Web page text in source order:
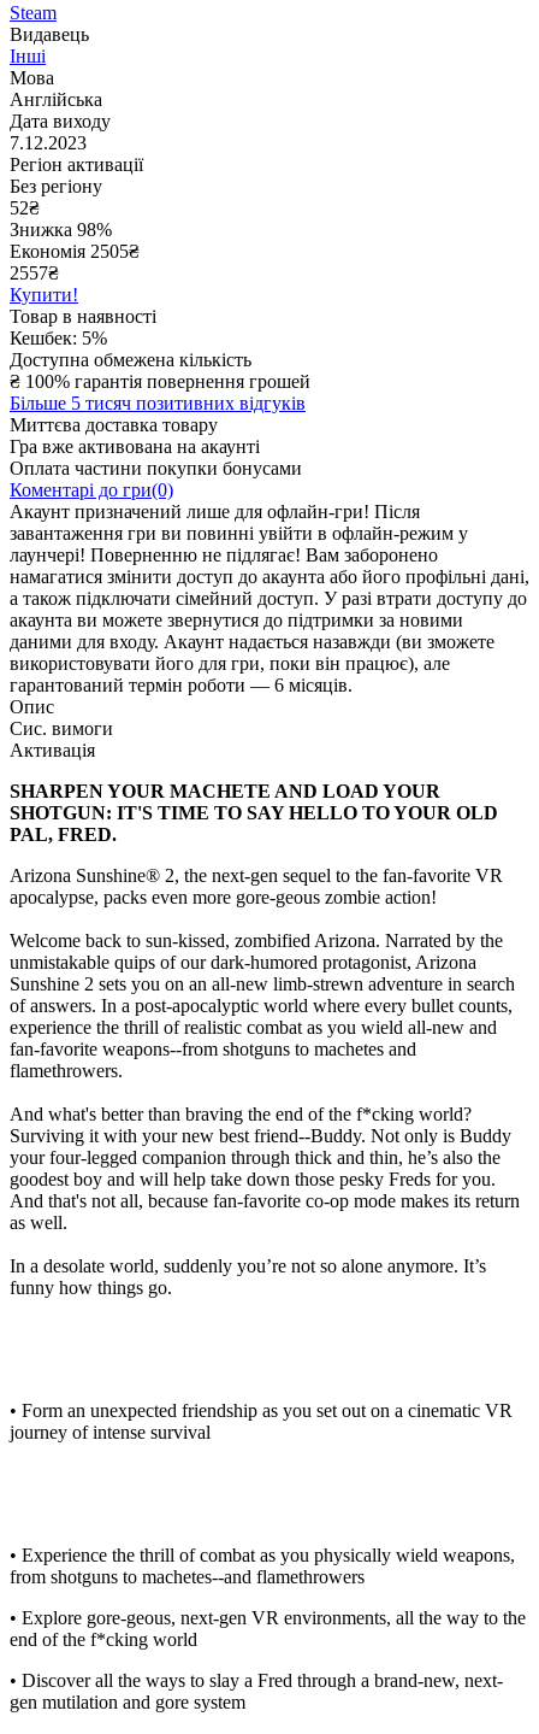
Steam
Видавець
Інші
Мова
Англійська
Дата виходу
7.12.2023
Регіон активації
Без регіону
52₴
Знижка 98%
Економія 2505₴
2557₴
Купити!
Товар в наявності
Кешбек: 5%
Доступна обмежена кількість
₴ 100% гарантія повернення грошей
Більше 5 тисяч позитивних відгуків
Миттєва доставка товару
Гра вже активована на акаунті
Оплата частини покупки бонусами
Коментарі до гри(0)
Акаунт призначений лише для офлайн-гри! Після
завантаження гри ви повинні увійти в офлайн-режим у
лаунчері! Поверненню не підлягає! Вам заборонено
намагатися змінити доступ до акаунта або його профільні дані,
а також підключати сімейний доступ. У разі втрати доступу до
акаунта ви можете звернутися до підтримки за новими
даними для входу. Акаунт надається назавжди (ви зможете
використовувати його для гри, поки він працює), але
гарантований термін роботи — 6 місяців.
Опис
Сис. вимоги
Активація
SHARPEN YOUR MACHETE AND LOAD YOUR
SHOTGUN: IT'S TIME TO SAY HELLO TO YOUR OLD
PAL, FRED.
Arizona Sunshine® 2, the next-gen sequel to the fan-favorite VR
apocalypse, packs even more gore-geous zombie action!
Welcome back to sun-kissed, zombified Arizona. Narrated by the
unmistakable quips of our dark-humored protagonist, Arizona
Sunshine 2 sets you on an all-new limb-strewn adventure in search
of answers. In a post-apocalyptic world where every bullet counts,
experience the thrill of realistic combat as you wield all-new and
fan-favorite weapons--from shotguns to machetes and
flamethrowers.
And what's better than braving the end of the f*cking world?
Surviving it with your new best friend--Buddy. Not only is Buddy
your four-legged companion through thick and thin, he’s also the
goodest boy and will help take down those pesky Freds for you.
And that's not all, because fan-favorite co-op mode makes its return
as well.
In a desolate world, suddenly you’re not so alone anymore. It’s
funny how things go.
• Form an unexpected friendship as you set out on a cinematic VR
journey of intense survival
• Experience the thrill of combat as you physically wield weapons,
from shotguns to machetes--and flamethrowers
• Explore gore-geous, next-gen VR environments, all the way to the
end of the f*cking world
• Discover all the ways to slay a Fred through a brand-new, next-
gen mutilation and gore system